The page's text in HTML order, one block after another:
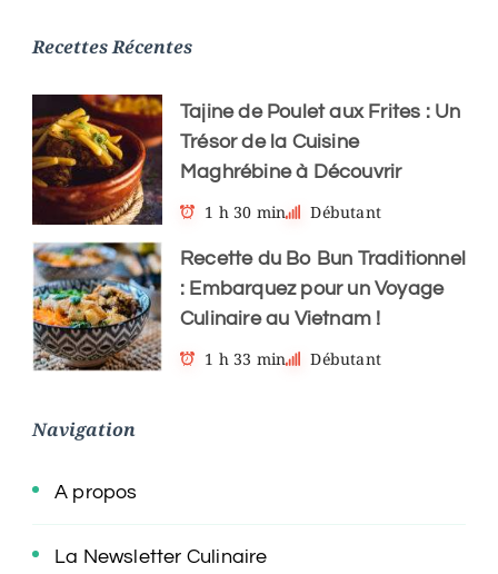
Recettes Récentes
Tajine de Poulet aux Frites : Un
Trésor de la Cuisine
Maghrébine à Découvrir
1 h 30 min
Débutant
Recette du Bo Bun Traditionnel
: Embarquez pour un Voyage
Culinaire au Vietnam !
1 h 33 min
Débutant
Navigation
A propos
La Newsletter Culinaire